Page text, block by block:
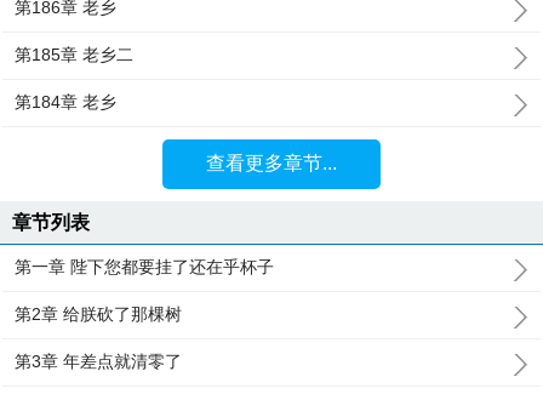
第186章 老乡
第185章 老乡二
第184章 老乡
查看更多章节...
章节列表
第一章 陛下您都要挂了还在乎杯子
第2章 给朕砍了那棵树
第3章 年差点就清零了